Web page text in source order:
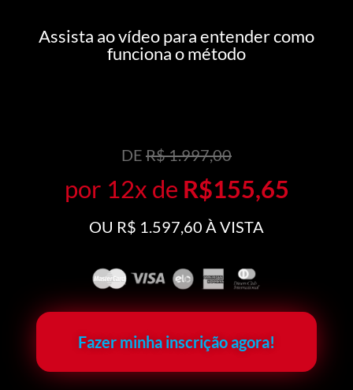
Assista ao vídeo para entender como
funciona o método
DE R$ 1.997,00
por 12x de R$155,65
OU R$ 1.597,60 À VISTA
Fazer minha inscrição agora!